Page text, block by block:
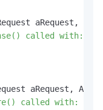
aRequest,
called with:
aRequest,
called with: